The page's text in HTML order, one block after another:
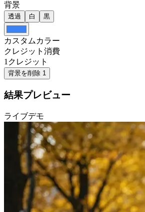
背景
透過 白 黒
カスタムカラー
クレジット消費
1 クレジット
背景を削除 1
結果プレビュー
ライブデモ